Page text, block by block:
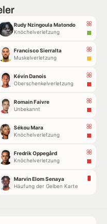
Rudy Nzingoula Matondo
Knöchelverletzung
Francisco Sierralta
Muskelverletzung
Kévin Danois
Oberschenkelverletzung
Romain Faivre
Unbekannt
Sékou Mara
Knöchelverletzung
Fredrik Oppegård
Knöchelverletzung
Marvin Elom Senaya
Häufung der Gelben Karte